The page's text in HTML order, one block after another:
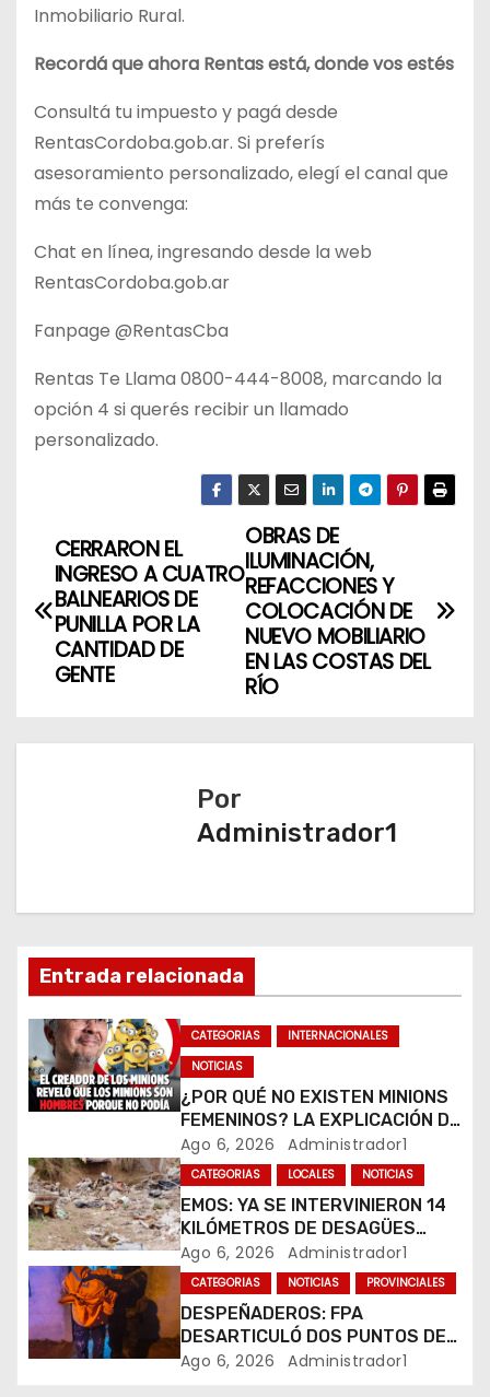
Inmobiliario Rural.
Recordá que ahora Rentas está, donde vos estés
Consultá tu impuesto y pagá desde
RentasCordoba.gob.ar. Si preferís
asesoramiento personalizado, elegí el canal que
más te convenga:
Chat en línea, ingresando desde la web
RentasCordoba.gob.ar
Fanpage @RentasCba
Rentas Te Llama 0800-444-8008, marcando la
opción 4 si querés recibir un llamado
personalizado.
N
a
ó
n
d
e
e
t
r
a
d
a
OBRAS DE
ILUMINACIÓN,
REFACCIONES Y
COLOCACIÓN DE
NUEVO MOBILIARIO
EN LAS COSTAS DEL
RÍO
CERRARON EL
INGRESO A CUATRO
BALNEARIOS DE
PUNILLA POR LA
CANTIDAD DE
GENTE
Por
Administrador1
Entrada relacionada
CATEGORIAS
INTERNACIONALES
NOTICIAS
¿POR QUÉ NO EXISTEN MINIONS
FEMENINOS? LA EXPLICACIÓN DE
SU CREADOR QUE VOLVIÓ A
VIRALIZARSE
Ago 6, 2026 Administrador1
CATEGORIAS LOCALES NOTICIAS
EMOS: YA SE INTERVINIERON 14
KILÓMETROS DE DESAGÜES
PLUVIALES
Ago 6, 2026 Administrador1
CATEGORIAS NOTICIAS PROVINCIALES
DESPEÑADEROS: FPA
DESARTICULÓ DOS PUNTOS DE
VENTA DE DROGAS. TRES
Ago 6, 2026 Administrador1